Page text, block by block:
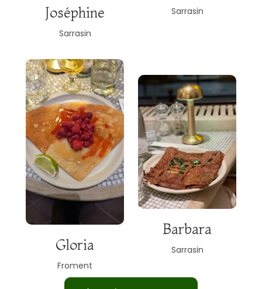
Joséphine
Sarrasin
Sarrasin
Gloria
Froment
Barbara
Sarrasin